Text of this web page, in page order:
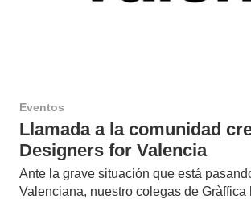
Eventos
Llamada a la comunidad
Designers for Valencia
Ante la grave situación que está
Valenciana, nuestro colegas de Gràffica